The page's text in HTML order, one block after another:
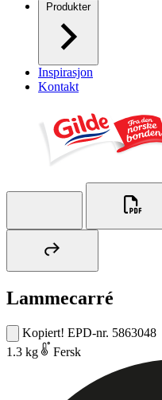
Produkter
Inspirasjon
Kontakt
Lammecarré
Kopiert! EPD-nr. 5863048
1.3 kg
Fersk